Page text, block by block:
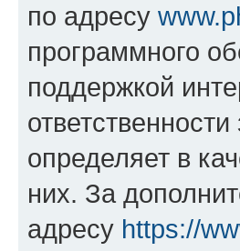
по адресу
программного
поддержкой
определяет в
них. За
адресу https://